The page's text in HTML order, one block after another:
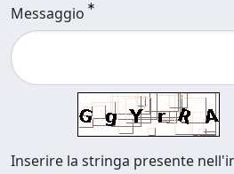
Messaggio
Inserire la stringa presente